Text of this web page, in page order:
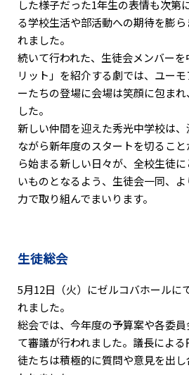
した様子だった1年生の表情も次第
る学校生活や部活動への期待を膨
れました。
続いて行われた、生徒会メンバー
リット」を紹介する劇では、ユー
ーたちの登場に会場は笑顔に包ま
した。
新しい仲間を迎えた秀光中学校は
ながら新年度のスタートを切るこ
ら始まる新しい日々が、全校生徒
いものとなるよう、生徒会一同、
力で取り組んでまいります。
生徒総会
5月12日（火）にゼルコバホールに
れました。
総会では、今年度の予算案や各委
て審議が行われました。議長によ
徒たちは積極的に質問や意見を出